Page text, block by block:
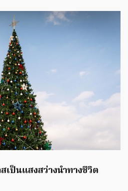
ป็นแสงสว่างนำทางชีวิต